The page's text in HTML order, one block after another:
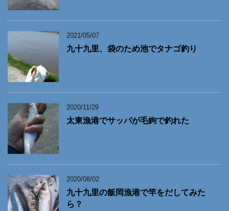
2021/05/07
九十九里、袋のため池でタナゴ釣り
2020/11/29
太東漁港でサッパが毛鉤で釣れた
2020/08/02
九十九里の飯岡漁港で竿をだしてみた
ら？